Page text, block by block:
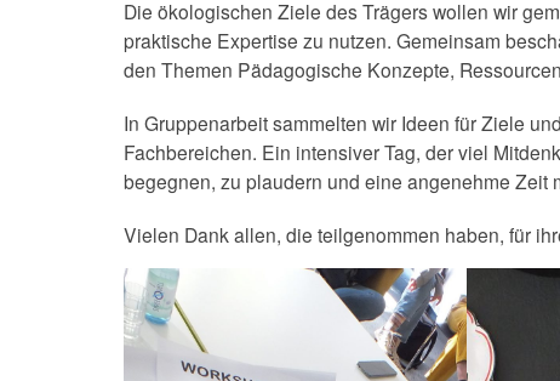
Die ökologischen Ziele des Trägers wollen wir
praktische Expertise zu nutzen. Gemeinsam
den Themen Pädagogische Konzepte,
In Gruppenarbeit sammelten wir Ideen für Ziele
Fachbereichen. Ein intensiver Tag, der viel
begegnen, zu plaudern und eine angenehme Zeit
Vielen Dank allen, die teilgenommen haben, für